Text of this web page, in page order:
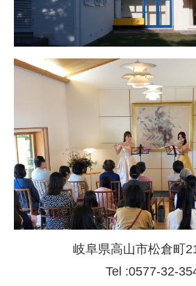
岐阜県高山市松倉町
Tel :0577-32-